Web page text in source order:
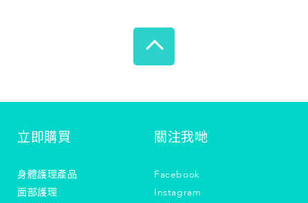
立即購買
身體護理產品
面部護理
關注我哋
Facebook
Instagram